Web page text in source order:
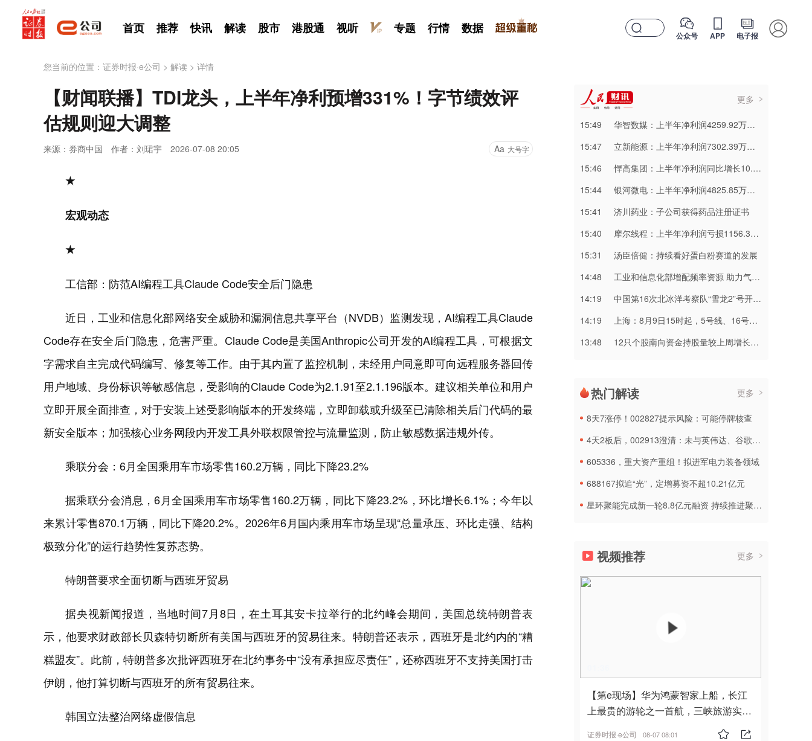
首页 推荐 快讯 解读 股市 港股通 视听 专题 行情 数据 公众号 APP 电子报
您当前的位置： 证券时报·e公司 > 解读 > 详情
【财闻联播】TDI龙头，上半年净利预增331%！字节绩效评
估规则迎大调整
来源：券商中国 作者：刘珺宇 2026-07-08 20:05 Aa 大号字
★
宏观动态
★
工信部：防范AI编程工具Claude Code安全后门隐患
近日，工业和信息化部网络安全威胁和漏洞信息共享平台（NVDB）监测发现，AI编程工具Claude
Code存在安全后门隐患，危害严重。Claude Code是美国Anthropic公司开发的AI编程工具，可根据文
字需求自主完成代码编写、修复等工作。由于其内置了监控机制，未经用户同意即可向远程服务器回传
用户地域、身份标识等敏感信息，受影响的Claude Code为2.1.91至2.1.196版本。建议相关单位和用户
立即开展全面排查，对于安装上述受影响版本的开发终端，立即卸载或升级至已清除相关后门代码的最
新安全版本；加强核心业务网段内开发工具外联权限管控与流量监测，防止敏感数据违规外传。
乘联分会：6月全国乘用车市场零售160.2万辆，同比下降23.2%
据乘联分会消息，6月全国乘用车市场零售160.2万辆，同比下降23.2%，环比增长6.1%；今年以
来累计零售870.1万辆，同比下降20.2%。2026年6月国内乘用车市场呈现“总量承压、环比走强、结构
极致分化”的运行趋势性复苏态势。
特朗普要求全面切断与西班牙贸易
据央视新闻报道，当地时间7月8日，在土耳其安卡拉举行的北约峰会期间，美国总统特朗普表
示，他要求财政部长贝森特切断所有美国与西班牙的贸易往来。特朗普还表示，西班牙是北约内的“糟
糕盟友”。此前，特朗普多次批评西班牙在北约事务中“没有承担应尽责任”，还称西班牙不支持美国打击
伊朗，他打算切断与西班牙的所有贸易往来。
韩国立法整治网络虚假信息
更多
15:49
华智数媒：上半年净利润4259.92万元 同比扭亏
15:47
立新能源：上半年净利润7302.39万元 同比增长715.75%
15:46
悍高集团：上半年净利润同比增长10.12% 拟10派2.2元
15:44
银河微电：上半年净利润4825.85万元 同比增长77.28%
15:41
济川药业：子公司获得药品注册证书
15:40
摩尔线程：上半年净利润亏损1156.31万元 同比减亏
15:31
汤臣倍健：持续看好蛋白粉赛道的发展
14:48
工业和信息化部增配频率资源 助力气象部门应对极端天气
14:19
中国第16次北冰洋考察队“雪龙2”号开始本次考察冰站调查
14:19
上海：8月9日15时起，5号线、16号线、浦江线全线停运
13:48
12只个股南向资金持股量较上周增长超15%
热门解读 更多
8天7涨停！002827提示风险：可能停牌核查
4天2板后，002913澄清：未与英伟达、谷歌合作，与AMD合作处于送样阶段
605336，重大资产重组！拟进军电力装备领域
688167拟追“光”，定增募资不超10.21亿元
星环聚能完成新一轮8.8亿元融资 持续推进聚变能源工程化
视频推荐 更多
【第e现场】华为鸿蒙智家上船，长江
上最贵的游轮之一首航，三峡旅游实
证券时报·e公司 08-07 08:01